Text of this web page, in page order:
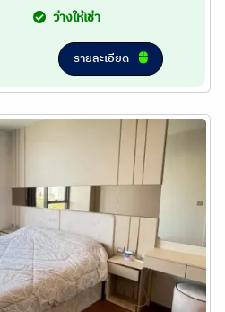
ว่างให้เช่า
รายละเอียด